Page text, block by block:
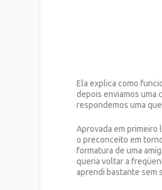
Ela explica como
depois enviamos uma
respondemos uma
Aprovada em primeiro
o preconceito em
formatura de uma
queria voltar a
aprendi bastante sem